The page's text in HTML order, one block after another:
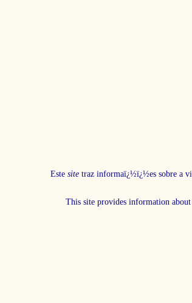
Este sitetraz informaï¿½ï¿½es sobre a
This site provides information